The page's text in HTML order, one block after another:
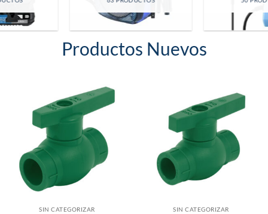
Productos Nuevos
SIN CATEGORIZAR SIN CATEGORIZAR